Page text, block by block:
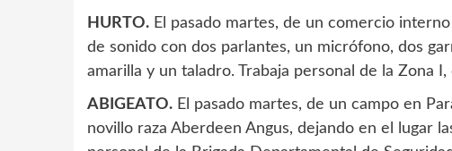
HURTO. El pasado martes, de un comercio
de sonido con dos parlantes, un micrófono, dos
amarilla y un taladro. Trabaja personal de la Zona
ABIGEATO. El pasado martes, de un campo en
novillo raza Aberdeen Angus, dejando en el lugar